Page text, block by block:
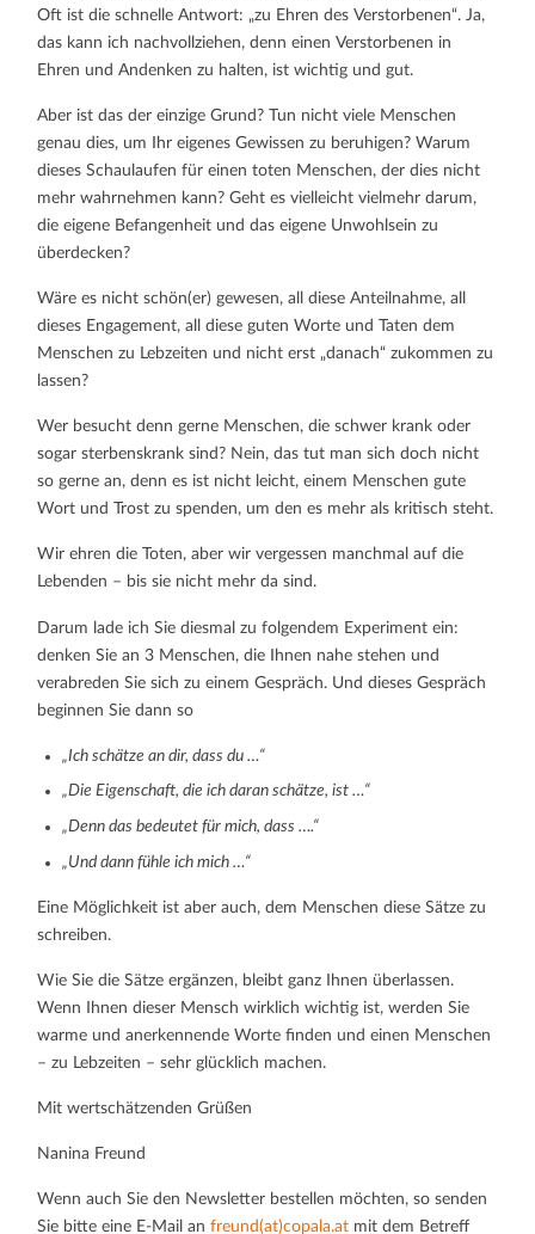
Oft ist die schnelle Antwort: „zu Ehren des Verstorbenen“. Ja,
das kann ich nachvollziehen, denn einen Verstorbenen in
Ehren und Andenken zu halten, ist wichtig und gut.
Aber ist das der einzige Grund? Tun nicht viele Menschen
genau dies, um Ihr eigenes Gewissen zu beruhigen? Warum
dieses Schaulaufen für einen toten Menschen, der dies nicht
mehr wahrnehmen kann? Geht es vielleicht vielmehr darum,
die eigene Befangenheit und das eigene Unwohlsein zu
überdecken?
Wäre es nicht schön(er) gewesen, all diese Anteilnahme, all
dieses Engagement, all diese guten Worte und Taten dem
Menschen zu Lebzeiten und nicht erst „danach“ zukommen zu
lassen?
Wer besucht denn gerne Menschen, die schwer krank oder
sogar sterbenskrank sind? Nein, das tut man sich doch nicht
so gerne an, denn es ist nicht leicht, einem Menschen gute
Wort und Trost zu spenden, um den es mehr als kritisch steht.
Wir ehren die Toten, aber wir vergessen manchmal auf die
Lebenden – bis sie nicht mehr da sind.
Darum lade ich Sie diesmal zu folgendem Experiment ein:
denken Sie an 3 Menschen, die Ihnen nahe stehen und
verabreden Sie sich zu einem Gespräch. Und dieses Gespräch
beginnen Sie dann so
„Ich schätze an dir, dass du …“
„Die Eigenschaft, die ich daran schätze, ist …“
„Denn das bedeutet für mich, dass ….“
„Und dann fühle ich mich …“
Eine Möglichkeit ist aber auch, dem Menschen diese Sätze zu
schreiben.
Wie Sie die Sätze ergänzen, bleibt ganz Ihnen überlassen.
Wenn Ihnen dieser Mensch wirklich wichtig ist, werden Sie
warme und anerkennende Worte finden und einen Menschen
– zu Lebzeiten – sehr glücklich machen.
Mit wertschätzenden Grüßen
Nanina Freund
Wenn auch Sie den Newsletter bestellen möchten, so senden
Sie bitte eine E-Mail anfreund(at)copala.at mit dem Betreff